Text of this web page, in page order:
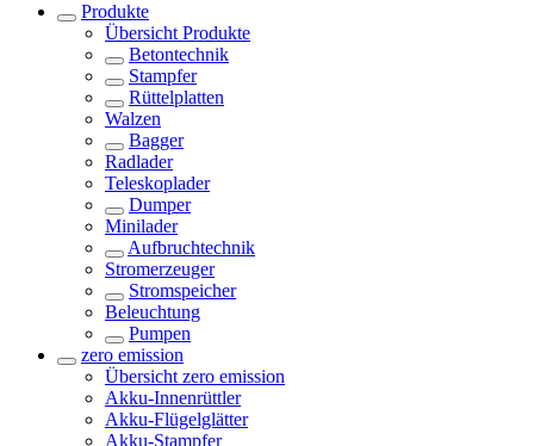
Produkte
Übersicht Produkte
Betontechnik
Stampfer
Rüttelplatten
Walzen
Bagger
Radlader
Teleskoplader
Dumper
Minilader
Aufbruchtechnik
Stromerzeuger
Stromspeicher
Beleuchtung
Pumpen
zero emission
Übersicht zero emission
Akku-Innenrüttler
Akku-Flügelglätter
Akku-Stampfer